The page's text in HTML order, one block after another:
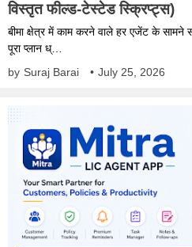
विस्तृत फील्ड-टेस्टेड स्क्रिप्ट्स)
बीमा क्षेत्र में काम करने वाले हर एजेंट के
पूरा प्लान ध्…
by Suraj Barai • July 25, 2026